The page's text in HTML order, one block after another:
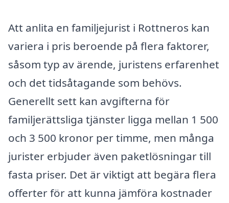
Att anlita en familjejurist i Rottneros kan
variera i pris beroende på flera faktorer,
såsom typ av ärende, juristens erfarenhet
och det tidsåtagande som behövs.
Generellt sett kan avgifterna för
familjerättsliga tjänster ligga mellan 1 500
och 3 500 kronor per timme, men många
jurister erbjuder även paketlösningar till
fasta priser. Det är viktigt att begära flera
offerter för att kunna jämföra kostnader